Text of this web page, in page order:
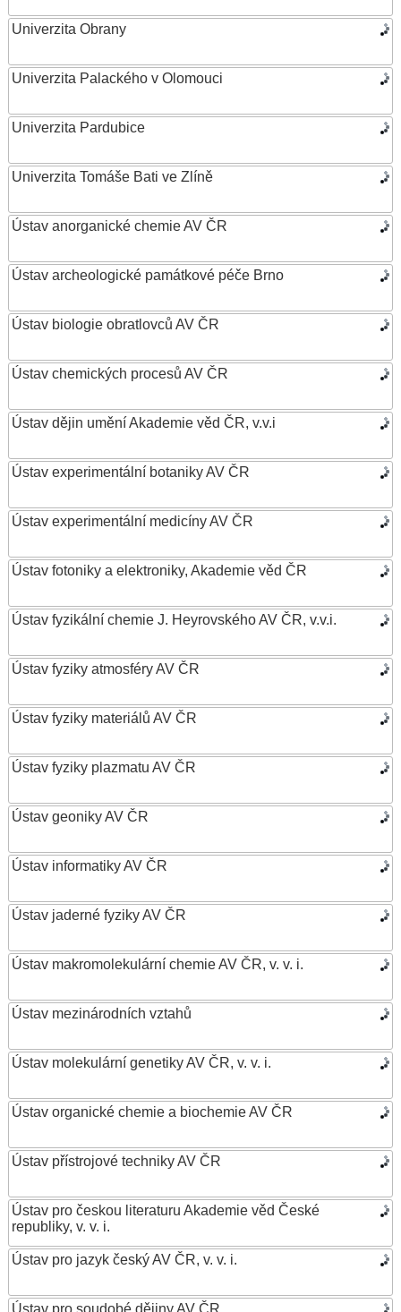
Univerzita Obrany
Univerzita Palackého v Olomouci
Univerzita Pardubice
Univerzita Tomáše Bati ve Zlíně
Ústav anorganické chemie AV ČR
Ústav archeologické památkové péče Brno
Ústav biologie obratlovců AV ČR
Ústav chemických procesů AV ČR
Ústav dějin umění Akademie věd ČR, v.v.i
Ústav experimentální botaniky AV ČR
Ústav experimentální medicíny AV ČR
Ústav fotoniky a elektroniky, Akademie věd ČR
Ústav fyzikální chemie J. Heyrovského AV ČR, v.v.i.
Ústav fyziky atmosféry AV ČR
Ústav fyziky materiálů AV ČR
Ústav fyziky plazmatu AV ČR
Ústav geoniky AV ČR
Ústav informatiky AV ČR
Ústav jaderné fyziky AV ČR
Ústav makromolekulární chemie AV ČR, v. v. i.
Ústav mezinárodních vztahů
Ústav molekulární genetiky AV ČR, v. v. i.
Ústav organické chemie a biochemie AV ČR
Ústav přístrojové techniky AV ČR
Ústav pro českou literaturu Akademie věd České
republiky, v. v. i.
Ústav pro jazyk český AV ČR, v. v. i.
Ústav pro soudobé dějiny AV ČR